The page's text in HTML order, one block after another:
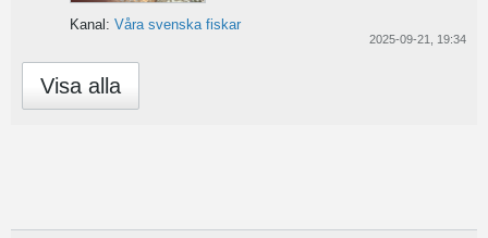
Kanal: Våra svenska fiskar
2025-09-21, 19:34
Visa alla